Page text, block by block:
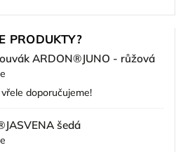
PRODUKTY?
ARDON®JUNO - růžová
doporučujeme!
šedá